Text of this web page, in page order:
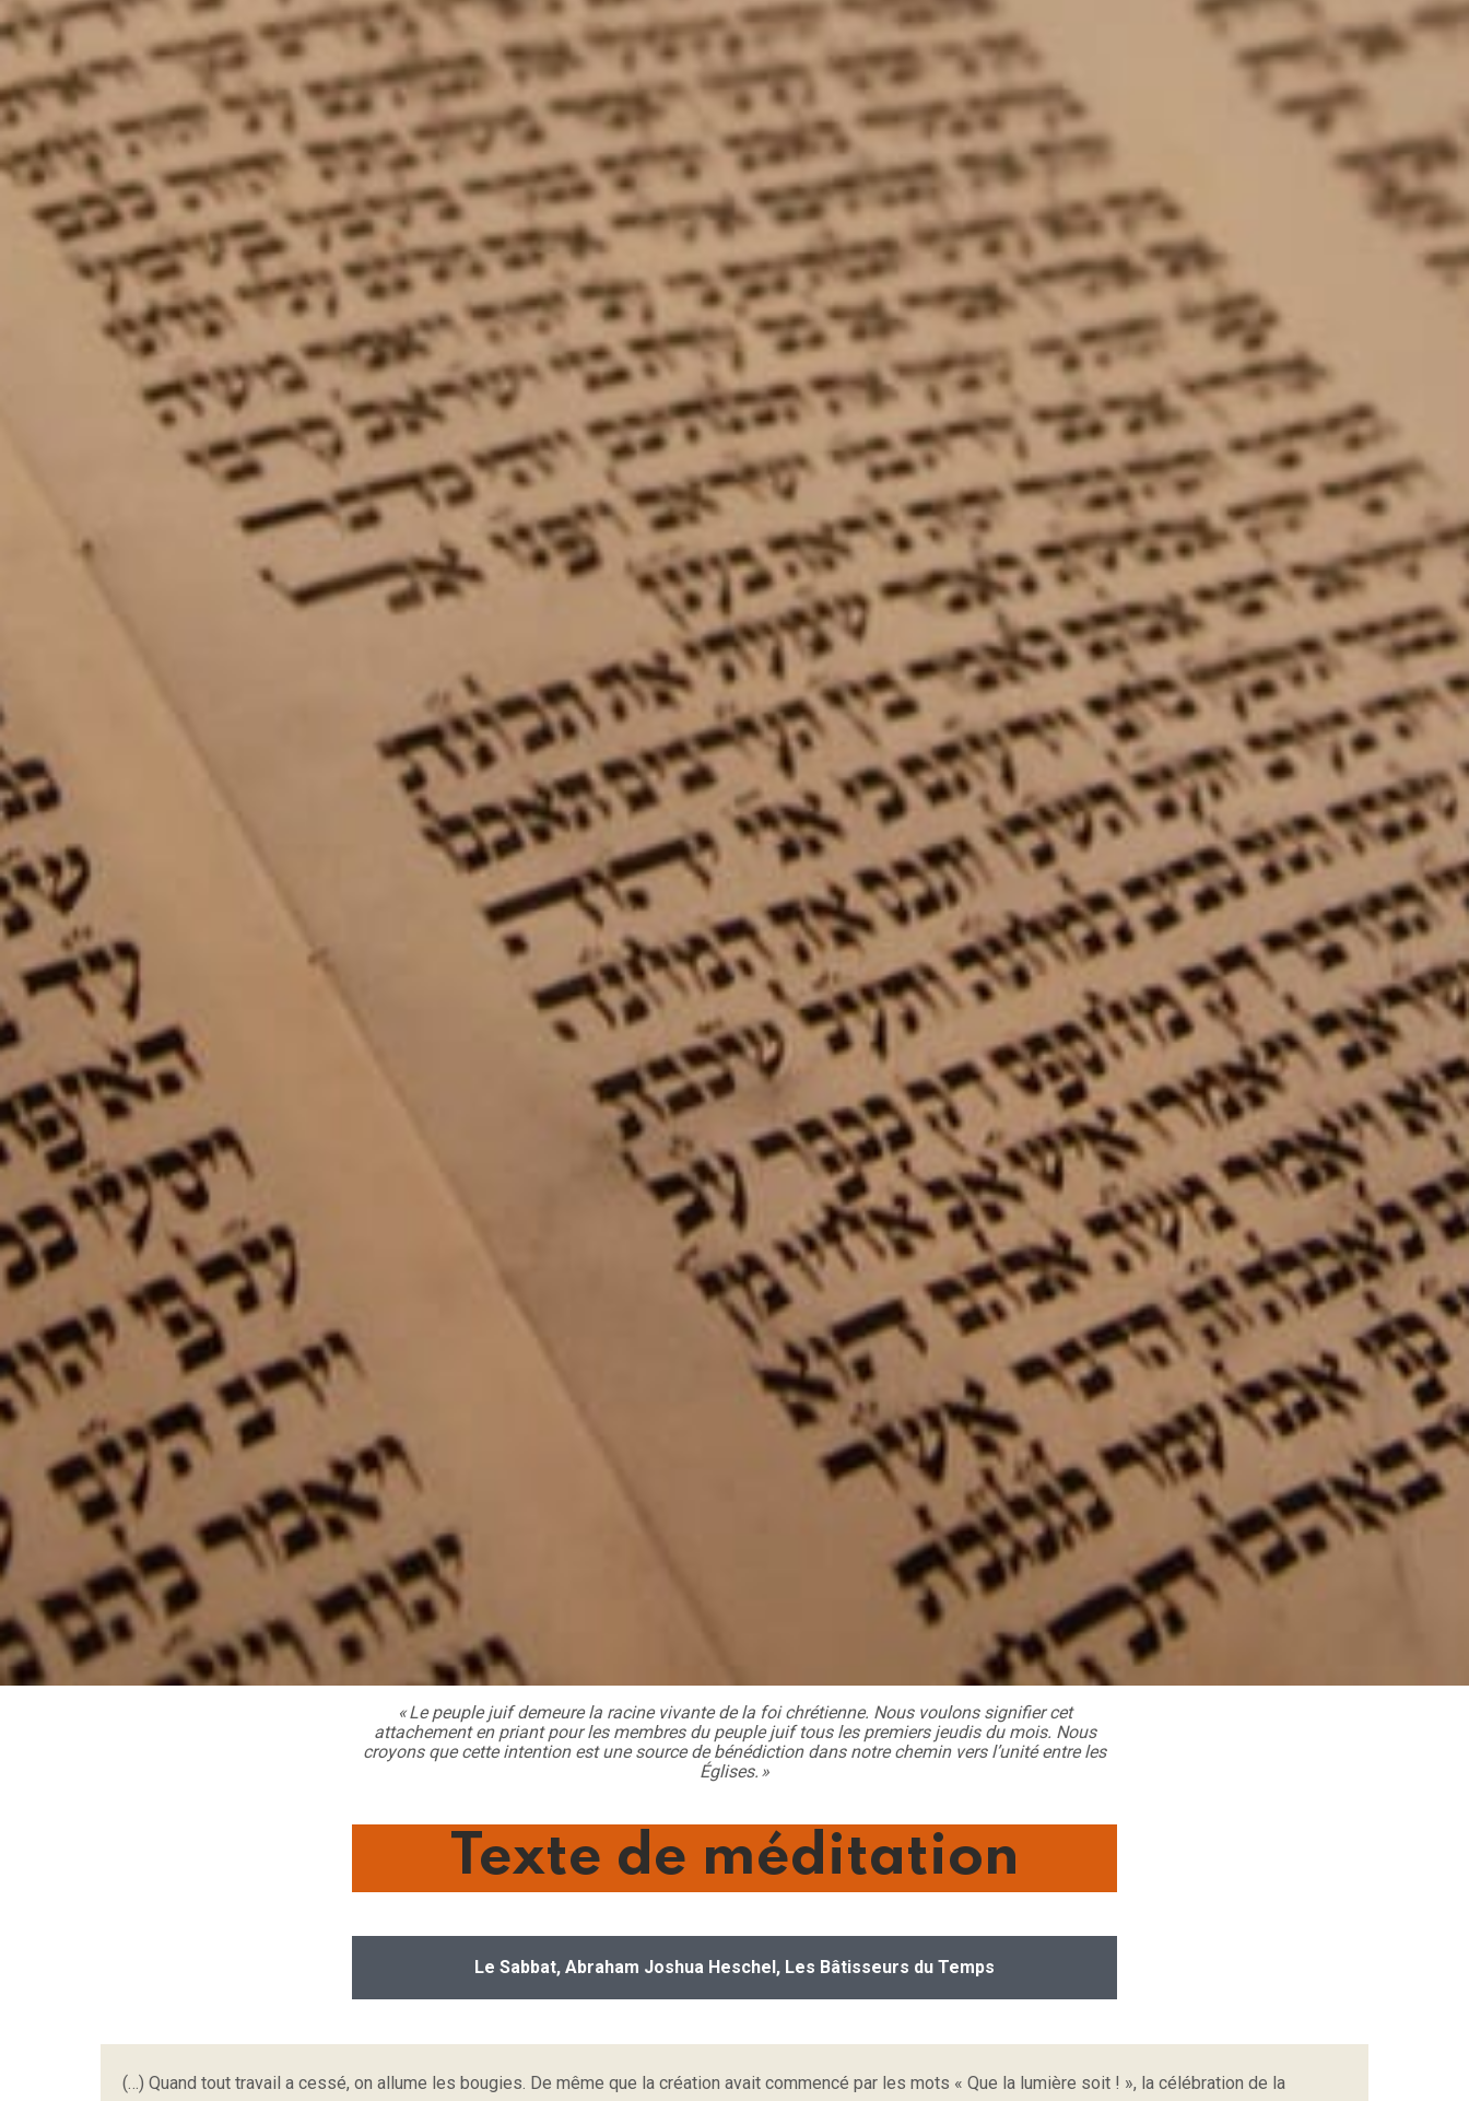
« Le peuple juif demeure la racine vivante de la foi chrétienne. Nous voulons signifier cet
attachement en priant pour les membres du peuple juif tous les premiers jeudis du mois. Nous
croyons que cette intention est une source de bénédiction dans notre chemin vers l’unité entre les
Églises. »
Texte de méditation
Le Sabbat, Abraham Joshua Heschel, Les Bâtisseurs du Temps
(…) Quand tout travail a cessé, on allume les bougies. De même que la création avait commencé par les mots « Que la lumière soit ! », la célébration de la